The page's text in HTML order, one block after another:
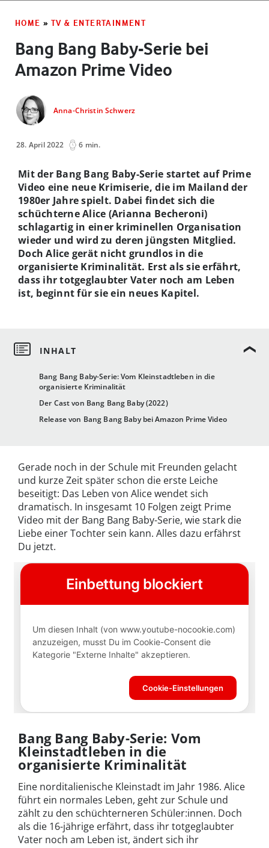
HOME » TV & ENTERTAINMENT
Bang Bang Baby-Serie bei
Amazon Prime Video
Anna-Christin Schwerz
28. April 2022 6 min.
Bang Bang Baby-Serie: Vom Kleinstadtleben in die
organisierte Kriminalität
Der Cast von Bang Bang Baby (2022)
Release von Bang Bang Baby bei Amazon Prime Video
Mit der Bang Bang Baby-Serie startet auf Prime
Video eine neue Krimiserie, die im Mailand der
1980er Jahre spielt. Dabei findet sich die
schüchterne Alice (Arianna Becheroni)
schlagartig in einer kriminellen Organisation
wieder und wird zu deren jüngsten Mitglied.
Doch Alice gerät nicht grundlos in die
organisierte Kriminalität. Erst als sie erfährt,
dass ihr totgeglaubter Vater noch am Leben
ist, beginnt für sie ein neues Kapitel.
Gerade noch in der Schule mit Freunden gelacht
und kurze Zeit später schon die erste Leiche
beseitigt: Das Leben von Alice wendet sich
dramatisch. In insgesamt 10 Folgen zeigt Prime
Video mit der Bang Bang Baby-Serie, wie stark die
Liebe einer Tochter sein kann. Alles dazu erfährst
Du jetzt.
Bang Bang Baby-Serie: Vom
Kleinstadtleben in die
organisierte Kriminalität
Eine norditalienische Kleinstadt im Jahr 1986. Alice
führt ein normales Leben, geht zur Schule und
zählt zu den schüchterneren Schüler:innen. Doch
als die 16-jährige erfährt, dass ihr totgeglaubter
Vater noch am Leben ist, ändert sich ihr